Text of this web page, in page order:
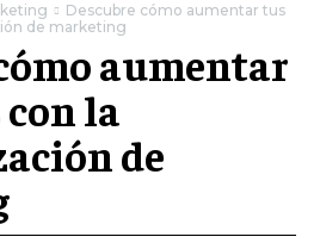
Descubre cómo aumentar tus
de marketing
aumentar
la
de